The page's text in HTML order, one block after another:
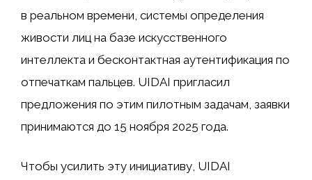
в реальном времени, системы определения
живости лиц на базе искусственного
интеллекта и бесконтактная аутентификация по
отпечаткам пальцев. UIDAI пригласил
предложения по этим пилотным задачам, заявки
принимаются до 15 ноября 2025 года.
Чтобы усилить эту инициативу, UIDAI